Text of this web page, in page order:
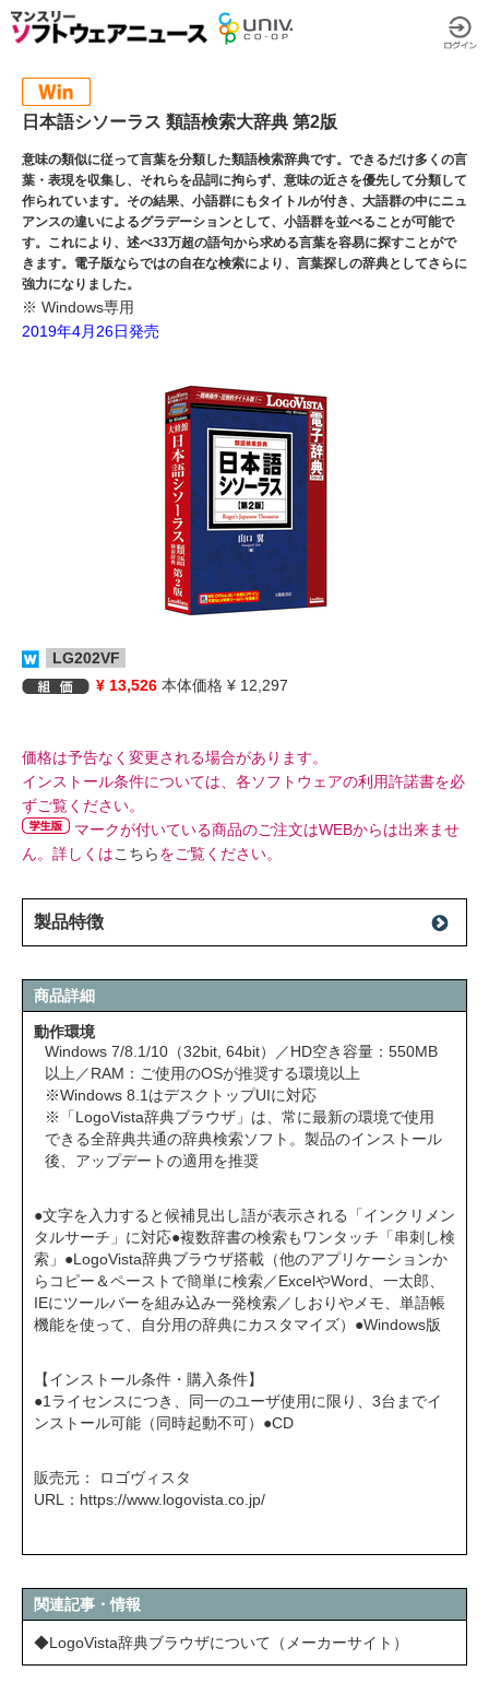
日本語シソーラス 類語検索大辞典 第2版
意味の類似に従って言葉を分類した類語検索辞典です。できるだけ多くの言
葉・表現を収集し、それらを品詞に拘らず、意味の近さを優先して分類して
作られています。その結果、小語群にもタイトルが付き、大語群の中にニュ
アンスの違いによるグラデーションとして、小語群を並べることが可能で
す。これにより、述べ33万超の語句から求める言葉を容易に探すことがで
きます。電子版ならではの自在な検索により、言葉探しの辞典としてさらに
強力になりました。
※ Windows専用
2019年4月26日発売
LG202VF
¥ 13,526 本体価格 ¥ 12,297
価格は予告なく変更される場合があります。
インストール条件については、各ソフトウェアの利用許諾書を必
ずご覧ください。
マークが付いている商品のご注文はWEBからは出来ませ
ん。詳しくはこちらをご覧ください。
製品特徴
商品詳細
動作環境
Windows 7/8.1/10（32bit, 64bit）／HD空き容量：550MB
以上／RAM：ご使用のOSが推奨する環境以上
※Windows 8.1はデスクトップUIに対応
※「LogoVista辞典ブラウザ」は、常に最新の環境で使用
できる全辞典共通の辞典検索ソフト。製品のインストール
後、アップデートの適用を推奨
●文字を入力すると候補見出し語が表示される「インクリメン
タルサーチ」に対応●複数辞書の検索もワンタッチ「串刺し検
索」●LogoVista辞典ブラウザ搭載（他のアプリケーションか
らコピー＆ペーストで簡単に検索／ExcelやWord、一太郎、
IEにツールバーを組み込み一発検索／しおりやメモ、単語帳
機能を使って、自分用の辞典にカスタマイズ）●Windows版
【インストール条件・購入条件】
●1ライセンスにつき、同一のユーザ使用に限り、3台までイ
ンストール可能（同時起動不可）●CD
販売元： ロゴヴィスタ
URL： https://www.logovista.co.jp/
関連記事・情報
◆LogoVista辞典ブラウザについて（メーカーサイト）